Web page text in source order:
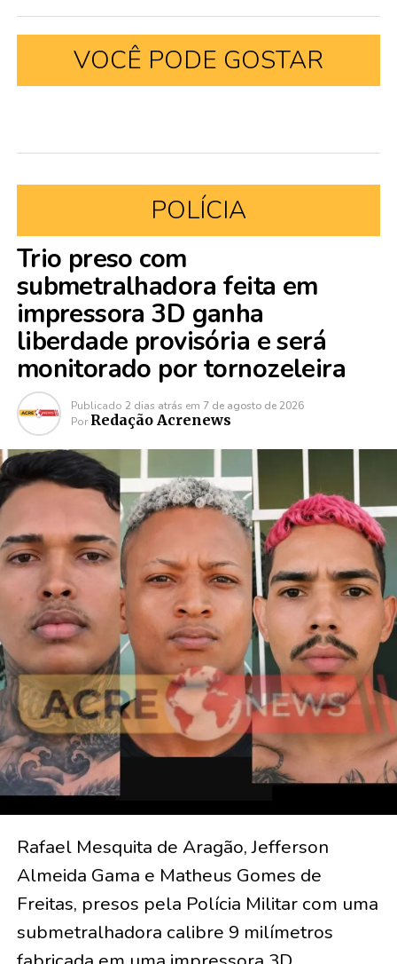
VOCÊ PODE GOSTAR
POLÍCIA
Trio preso com
submetralhadora feita em
impressora 3D ganha
liberdade provisória e será
monitorado por tornozeleira
Publicado 2 dias atrás em 7 de agosto de 2026
Por Redação Acrenews
Rafael Mesquita de Aragão, Jefferson
Almeida Gama e Matheus Gomes de
Freitas, presos pela Polícia Militar com uma
submetralhadora calibre 9 milímetros